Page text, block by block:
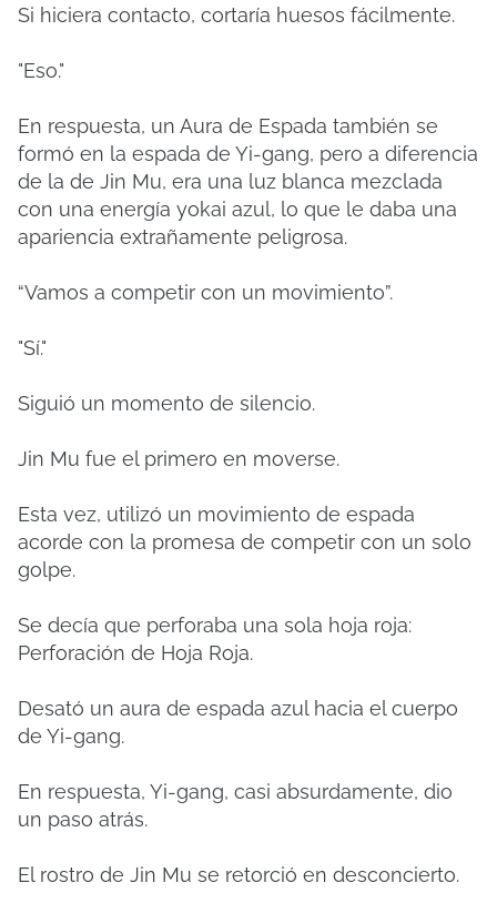
Si hiciera contacto, cortaría huesos fácilmente.
"Eso."
En respuesta, un Aura de Espada también se
formó en la espada de Yi-gang, pero a diferencia
de la de Jin Mu, era una luz blanca mezclada
con una energía yokai azul, lo que le daba una
apariencia extrañamente peligrosa.
“Vamos a competir con un movimiento”.
"Sí."
Siguió un momento de silencio.
Jin Mu fue el primero en moverse.
Esta vez, utilizó un movimiento de espada
acorde con la promesa de competir con un solo
golpe.
Se decía que perforaba una sola hoja roja:
Perforación de Hoja Roja.
Desató un aura de espada azul hacia el cuerpo
de Yi-gang.
En respuesta, Yi-gang, casi absurdamente, dio
un paso atrás.
El rostro de Jin Mu se retorció en desconcierto.